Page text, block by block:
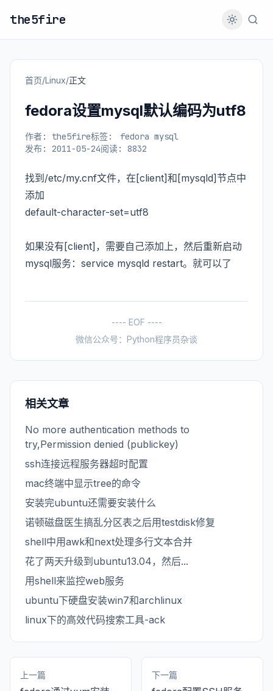
the5fire
首页/Linux/正文
fedora设置mysql默认编码为utf8
作者: the5fire标签:
fedora mysql
发布: 2011-05-24阅读: 8832
找到/etc/my.cnf文件，在[client]和[mysqld]节点中
添加
default-character-set=utf8
如果没有[client]，需要自己添加上，然后重新启动
mysql服务：service mysqld restart。就可以了
---- EOF ----
微信公众号：Python程序员杂谈
相关文章
No more authentication methods to
try,Permission denied (publickey)
ssh连接远程服务器超时配置
mac终端中显示tree的命令
安装完ubuntu还需要安装什么
诺顿磁盘医生搞乱分区表之后用testdisk修复
shell中用awk和next处理多行文本合并
花了两天升级到ubuntu13.04，然后...
用shell来监控web服务
ubuntu下硬盘安装win7和archlinux
linux下的高效代码搜索工具-ack
上一篇 下一篇